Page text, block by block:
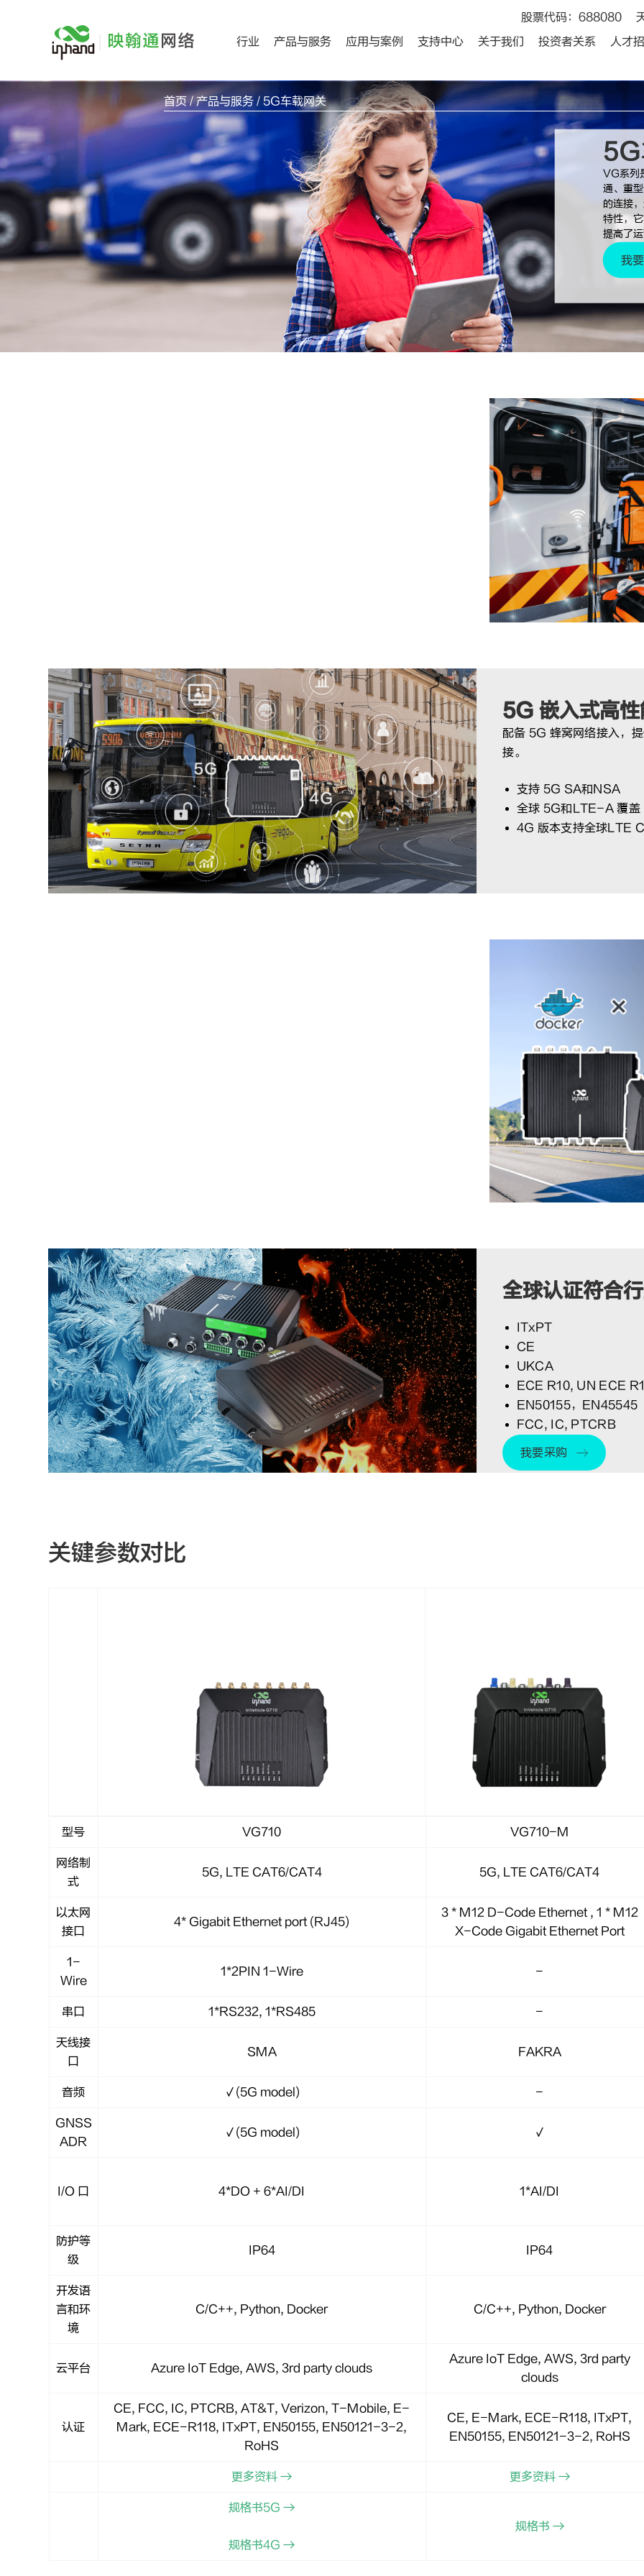
股票代码：688080
行业
产品与服务 应用与案例 支持中心 关于我们 投资者关系 人才
5G
VG系列
通、重
的连接
特性，
提高了运
我
首页/产品与服务/ 5G车载网关
5G 嵌入式高
配备 5G 蜂窝网络接入，
接。
支持 5G SA和NSA
全球 5G和LTE-A 覆盖
4G 版本支持全球LTE
全球认证符合
ITxPT
CE
UKCA
ECE R10, UN ECE
EN50155，EN45545
FCC, IC, PTCRB
我要采购
关键参数对比
型号 VG710 VG710-M
网络制
式
5G, LTE CAT6/CAT4 5G, LTE CAT6/CAT4
以太网
接口
4* Gigabit Ethernet port (RJ45)
3 * M12 D-Code Ethernet , 1 * M12
X-Code Gigabit Ethernet Port
1-
Wire
1*2PIN 1-Wire -
串口 1*RS232, 1*RS485 -
天线接
口
SMA FAKRA
音频 √(5G model) -
GNSS
ADR
√(5G model) √
I/O 口 4*DO + 6*AI/DI 1*AI/DI
防护等
级
IP64 IP64
开发语
言和环
境
C/C++, Python, Docker C/C++, Python, Docker
云平台 Azure IoT Edge, AWS, 3rd party clouds
Azure IoT Edge, AWS, 3rd party
clouds
认证
CE, FCC, IC, PTCRB, AT&T, Verizon, T-Mobile, E-
Mark, ECE-R118, ITxPT, EN50155, EN50121-3-2,
RoHS
CE, E-Mark, ECE-R118, ITxPT,
EN50155, EN50121-3-2, RoHS
更多资料 → 更多资料 →
规格书5G →
规格书4G →
规格书 →